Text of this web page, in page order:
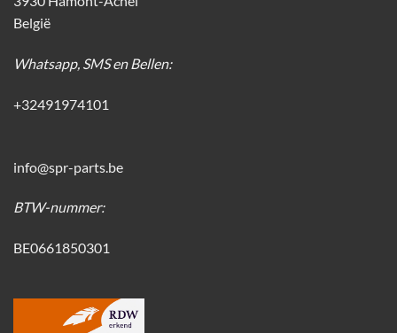
België
Whatsapp, SMS en Bellen:
+32491974101
info@spr-parts.be
BTW-nummer:
BE0661850301